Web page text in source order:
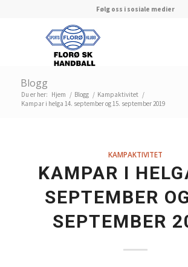
Følg oss i sosiale medier
Blogg
Du er her: Hjem / Blogg / Kampaktivitet /
Kampar i helga 14. september og 15. september 2019
KAMPAKTIVITET
KAMPAR I
SEPTEMBER
SEPTEMBER